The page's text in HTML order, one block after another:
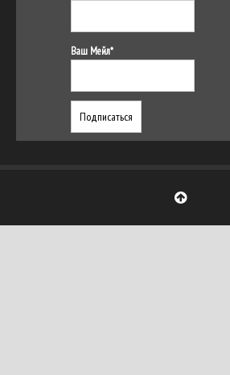
Ваш Мейл*